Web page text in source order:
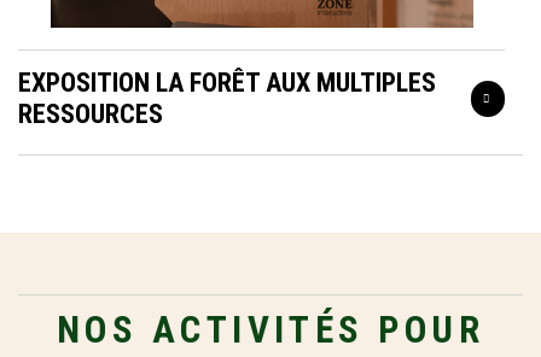
EXPOSITION LA FORÊT AUX MULTIPLES
RESSOURCES
NOS ACTIVITÉS POUR